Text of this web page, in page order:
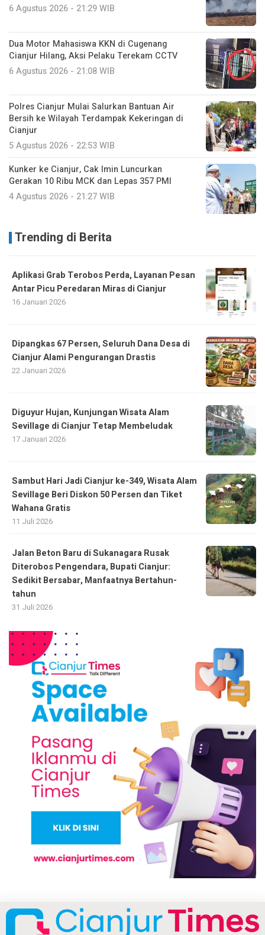
6 Agustus 2026 - 21:29 WIB
Dua Motor Mahasiswa KKN di Cugenang
Cianjur Hilang, Aksi Pelaku Terekam CCTV
6 Agustus 2026 - 21:08 WIB
Polres Cianjur Mulai Salurkan Bantuan Air
Bersih ke Wilayah Terdampak Kekeringan di
Cianjur
5 Agustus 2026 - 22:53 WIB
Kunker ke Cianjur, Cak Imin Luncurkan
Gerakan 10 Ribu MCK dan Lepas 357 PMI
4 Agustus 2026 - 21:27 WIB
Trending di Berita
Aplikasi Grab Terobos Perda, Layanan Pesan
Antar Picu Peredaran Miras di Cianjur
16 Januari 2026
Dipangkas 67 Persen, Seluruh Dana Desa di
Cianjur Alami Pengurangan Drastis
22 Januari 2026
Diguyur Hujan, Kunjungan Wisata Alam
Sevillage di Cianjur Tetap Membeludak
17 Januari 2026
Sambut Hari Jadi Cianjur ke-349, Wisata Alam
Sevillage Beri Diskon 50 Persen dan Tiket
Wahana Gratis
11 Juli 2026
Jalan Beton Baru di Sukanagara Rusak
Diterobos Pengendara, Bupati Cianjur:
Sedikit Bersabar, Manfaatnya Bertahun-
tahun
31 Juli 2026